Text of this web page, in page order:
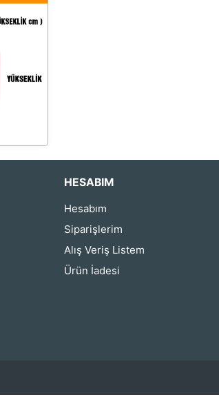
HESABIM
Hesabım
Siparişlerim
Alış Veriş Listem
Ürün İadesi